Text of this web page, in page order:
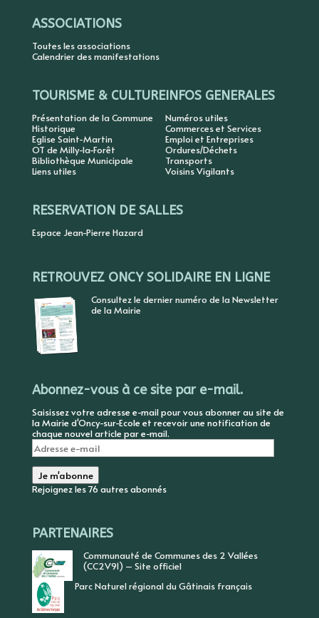
ASSOCIATIONS
Toutes les associations
Calendrier des manifestations
TOURISME & CULTURE
Présentation de la Commune
Historique
Eglise Saint-Martin
OT de Milly-la-Forêt
Bibliothèque Municipale
Liens utiles
INFOS GENERALES
Numéros utiles
Commerces et Services
Emploi et Entreprises
Ordures/Déchets
Transports
Voisins Vigilants
RESERVATION DE SALLES
Espace Jean-Pierre Hazard
RETROUVEZ ONCY SOLIDAIRE EN LIGNE
Consultez le dernier numéro de la Newsletter
de la Mairie
Abonnez-vous à ce site par e-mail.
Saisissez votre adresse e-mail pour vous abonner au site de
la Mairie d'Oncy-sur-Ecole et recevoir une notification de
chaque nouvel article par e-mail.
Adresse
e-
mail
Je m'abonne
Rejoignez les 76 autres abonnés
PARTENAIRES
Communauté de Communes des 2 Vallées
(CC2V91) – Site officiel
Parc Naturel régional du Gâtinais français